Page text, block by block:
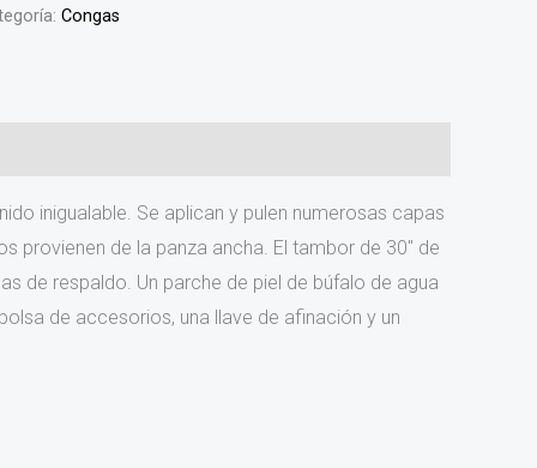
Congas
inigualable. Se aplican y pulen numerosas capas
provienen de la panza ancha. El tambor de 30″ de
de respaldo. Un parche de piel de búfalo de agua
de accesorios, una llave de afinación y un